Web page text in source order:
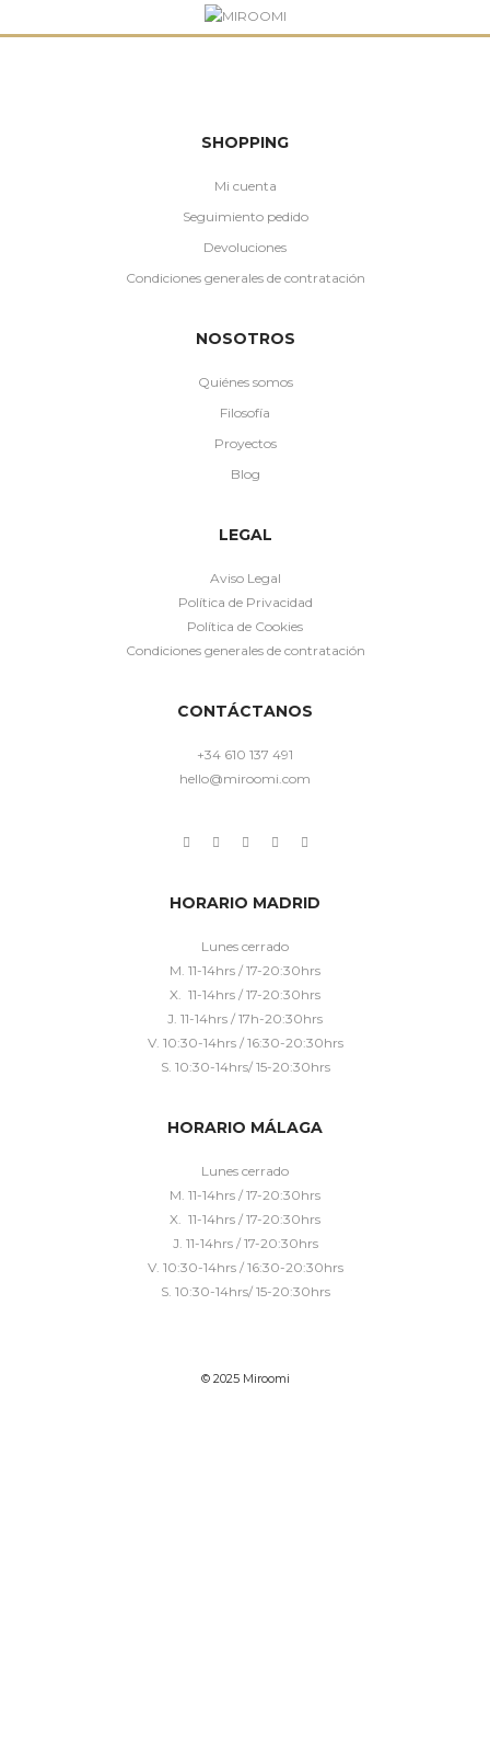
SHOPPING
Mi cuenta
Seguimiento pedido
Devoluciones
Condiciones generales de contratación
NOSOTROS
Quiénes somos
Filosofía
Proyectos
Blog
LEGAL
Aviso Legal
Política de Privacidad
Política de Cookies
Condiciones generales de contratación
CONTÁCTANOS
+34 610 137 491
hello@miroomi.com
HORARIO MADRID
Lunes cerrado
M. 11-14hrs / 17-20:30hrs
X. 11-14hrs / 17-20:30hrs
J. 11-14hrs / 17h-20:30hrs
V. 10:30-14hrs / 16:30-20:30hrs
S. 10:30-14hrs/ 15-20:30hrs
HORARIO MÁLAGA
Lunes cerrado
M. 11-14hrs / 17-20:30hrs
X. 11-14hrs / 17-20:30hrs
J. 11-14hrs / 17-20:30hrs
V. 10:30-14hrs / 16:30-20:30hrs
S. 10:30-14hrs/ 15-20:30hrs
© 2025 Miroomi